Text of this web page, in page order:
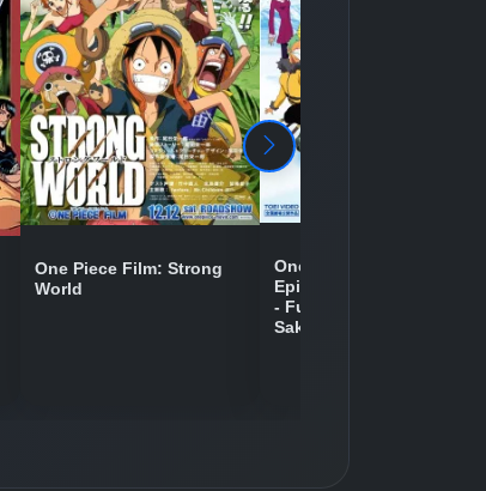
Detaylar İzle
Detaylar İzle
One Piece Film: Strong
World
One Piece Movie 09:
Episode of Chopper Plus
- Fuyu ni Saku, Kiseki no
Sakura